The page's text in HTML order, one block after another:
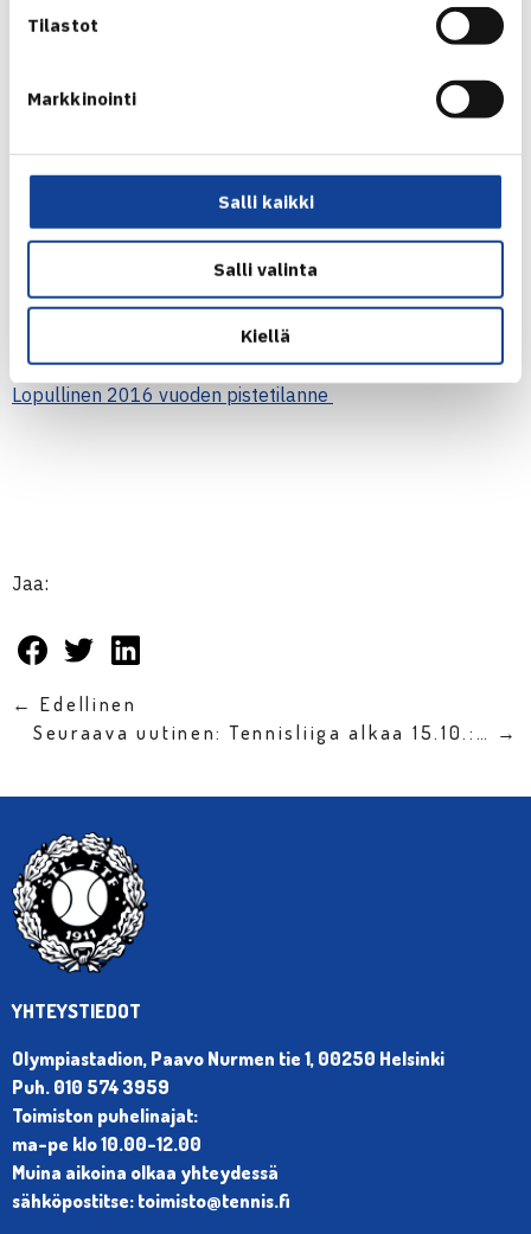
Tilastot
Markkinointi
Salli kaikki
Salli valinta
Kiellä
2. Leevi Säätelä, TVS 100 €
Milka-Emilia Pasanen, TaTS 250 €
Mariella Minetti, TaTS 100 €
Lopullinen 2016 vuoden pistetilanne
Jaa:
← Edellinen
Seuraava uutinen: Tennisliiga alkaa 15.10.:… →
YHTEYSTIEDOT
Olympiastadion, Paavo Nurmen tie 1, 00250 Helsinki
Puh. 010 574 3959
Toimiston puhelinajat:
ma-pe klo 10.00-12.00
Muina aikoina olkaa yhteydessä
sähköpostitse: toimisto@tennis.fi